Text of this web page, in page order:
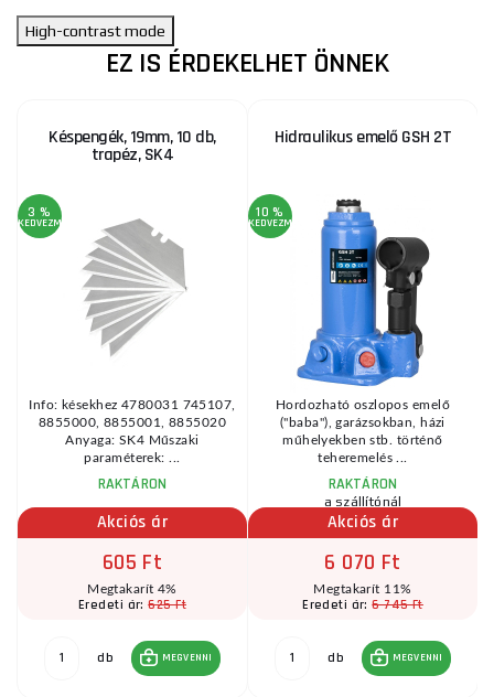
High-contrast mode
EZ IS ÉRDEKELHET ÖNNEK
Késpengék, 19mm, 10 db,
trapéz, SK4
3 %
KEDVEZMÉNY
Info: késekhez 4780031 745107,
8855000, 8855001, 8855020
Anyaga: SK4 Műszaki
paraméterek: ...
RAKTÁRON
Akciós ár
605 Ft
Megtakarít 4%
Eredeti ár:625 Ft
db MEGVENNI
Hidraulikus emelő GSH 2T
10 %
KEDVEZMÉNY
Hordozható oszlopos emelő
("baba"), garázsokban, házi
műhelyekben stb. történő
teheremelés ...
RAKTÁRON
a szállítónál
Akciós ár
6 070 Ft
Megtakarít 11%
Eredeti ár:6 745 Ft
db MEGVENNI